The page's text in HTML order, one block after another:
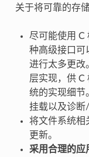
关于将可靠的存
尽可能使用 C
种高级接口可
进行太多更改
层实现，供 C
统的实现细节
挂载以及诊断/
将文件系统相
更新。
采用合理的应